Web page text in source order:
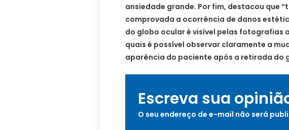
ansiedade grande. Por fim, destacou que
comprovada a ocorrência de danos
do globo ocular é visível pelas fotografias
quais é possível observar claramente a
aparência do paciente após a retirada do
Escreva sua
O seu endereço de e-mail não será